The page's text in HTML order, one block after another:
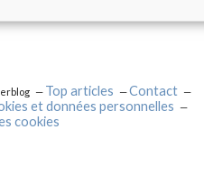
Top articles
Contact
et données personnelles
cookies